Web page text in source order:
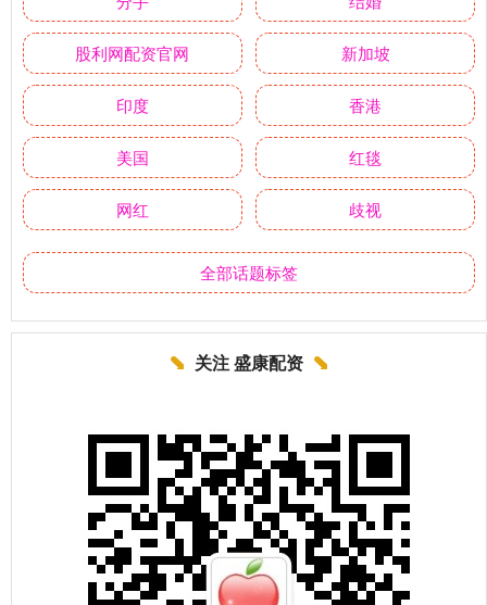
股利网配资官网 新加坡
印度 香港
美国 红毯
网红 歧视
全部话题标签
关注 盛康配资